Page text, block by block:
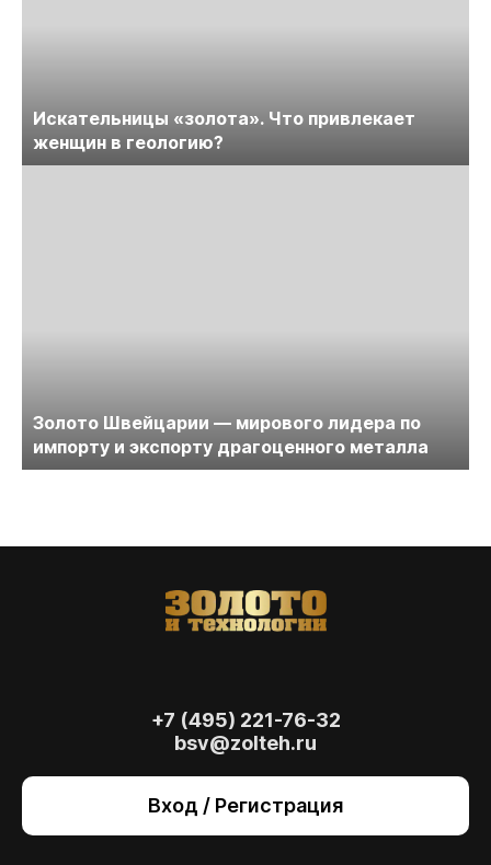
Искательницы «золота». Что привлекает
женщин в геологию?
Золото Швейцарии — мирового лидера по
импорту и экспорту драгоценного металла
+7 (495) 221-76-32
bsv@zolteh.ru
Вход / Регистрация
также для анализа сайта и улучшения